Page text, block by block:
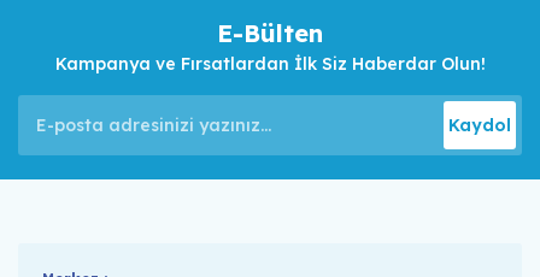
E-Bülten
Kampanya ve Fırsatlardan İlk Siz Haberdar Olun!
Kaydol